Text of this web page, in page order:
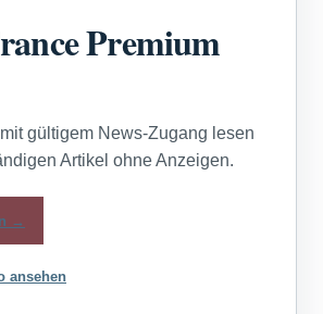
Premium
gültigem News-Zugang lesen
Artikel ohne Anzeigen.
→
ansehen